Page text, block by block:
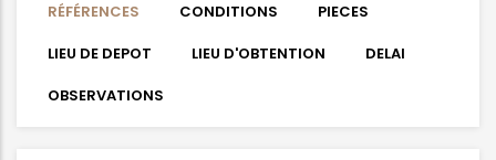
RÉFÉRENCES CONDITIONS
PIECES
LIEU DE DEPOT
LIEU D'OBTENTION
DELAI
OBSERVATIONS